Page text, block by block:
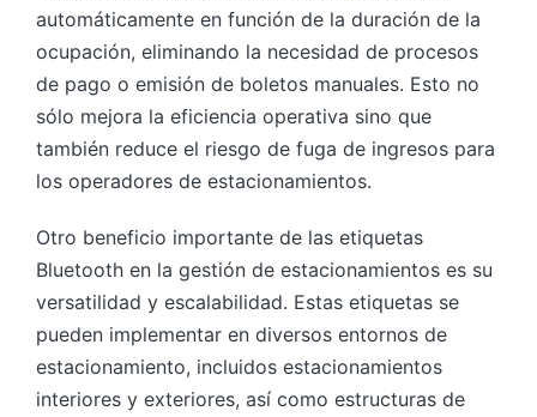
automáticamente en función de la duración de la
ocupación, eliminando la necesidad de procesos
de pago o emisión de boletos manuales. Esto no
sólo mejora la eficiencia operativa sino que
también reduce el riesgo de fuga de ingresos para
los operadores de estacionamientos.
Otro beneficio importante de las etiquetas
Bluetooth en la gestión de estacionamientos es su
versatilidad y escalabilidad. Estas etiquetas se
pueden implementar en diversos entornos de
estacionamiento, incluidos estacionamientos
interiores y exteriores, así como estructuras de